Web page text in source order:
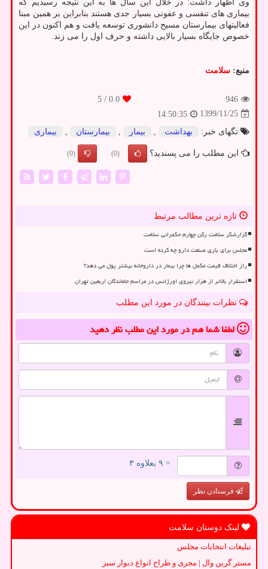
وی اظهار داشت: در خلال این سال ها به این نتیجه رسیدیم که
بیماری های تنفسی و عفونی بسیار جدی هستند بنابراین بر همین مبنا
فعالیتهای بیمارستان مسیح دانشوری توسعه یافت و هم اکنون در این
خصوص جایگاه بسیار بالایی داشته و حرف اول را می زند.
منبع: سلامت
946
0.0
/ 5
1399/11/25
14:50:35
تگهای خبر:
بهداشت بیمار بیمارستان بیماری
این مطلب را می پسندید؟ (0)
(0)
تازه ترین مطالب مرتبط
گزارشگر سلامت رکن چهارم حکمرانی سلامت
مجلس برای یاری صنعت دارو چه کرده است
راز اختلاف قیمت مکمل ها چرا بیمار در داروخانه بیشتر پول می دهد؟
استقرار بالاتر از هزار نیروی اورژانس در مراسم جاماندگان اربعین تهران
نظرات بینندگان در مورد این مطلب
لطفا شما همدر مورد این مطلبنظر دهید
= ۹ بعلاوه ۳
فرستادن نظر
لینک دوستان سلامت
تبلیغات انتخابات مجلس
مستر گرین وال | مجری و طراح انواع دیوار سبز